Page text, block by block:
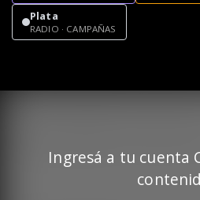
Plata
RADIO · CAMPAÑAS
Ingresá a tu cuenta